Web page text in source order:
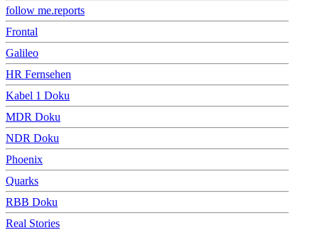
follow me.reports
Frontal
Galileo
HR Fernsehen
Kabel 1 Doku
MDR Doku
NDR Doku
Phoenix
Quarks
RBB Doku
Real Stories